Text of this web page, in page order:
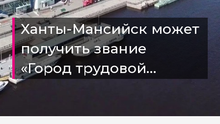
Ханты-Мансийск может
получить звание
«Город трудовой
доблести»